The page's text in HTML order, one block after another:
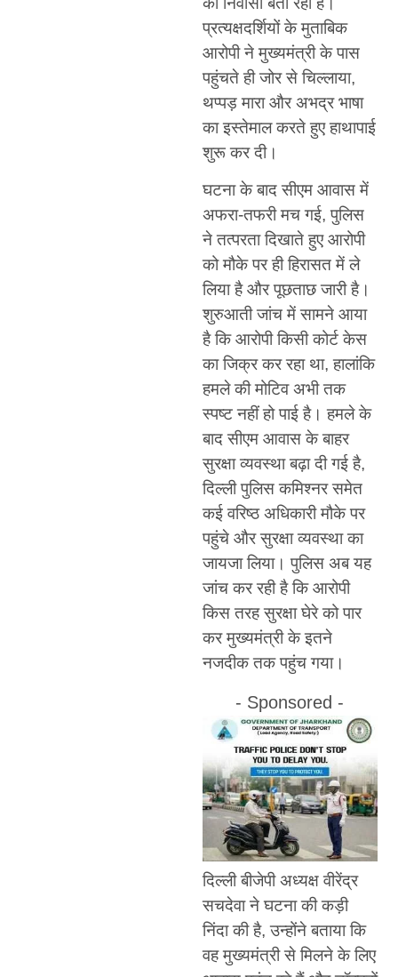
प्रत्यक्षदर्शियों के मुताबिक
आरोपी ने मुख्यमंत्री के पास
पहुंचते ही जोर से चिल्लाया,
थप्पड़ मारा और अभद्र भाषा
का इस्तेमाल करते हुए हाथापाई
शुरू कर दी।
घटना के बाद सीएम आवास में
अफरा-तफरी मच गई, पुलिस
ने तत्परता दिखाते हुए आरोपी
को मौके पर ही हिरासत में ले
लिया है और पूछताछ जारी है।
शुरुआती जांच में सामने आया
है कि आरोपी किसी कोर्ट केस
का जिक्र कर रहा था, हालांकि
हमले की मोटिव अभी तक
स्पष्ट नहीं हो पाई है। हमले के
बाद सीएम आवास के बाहर
सुरक्षा व्यवस्था बढ़ा दी गई है,
दिल्ली पुलिस कमिश्नर समेत
कई वरिष्ठ अधिकारी मौके पर
पहुंचे और सुरक्षा व्यवस्था का
जायजा लिया। पुलिस अब यह
जांच कर रही है कि आरोपी
किस तरह सुरक्षा घेरे को पार
कर मुख्यमंत्री के इतने
नजदीक तक पहुंच गया।
- Sponsored -
दिल्ली बीजेपी अध्यक्ष वीरेंद्र
सचदेवा ने घटना की कड़ी
निंदा की है, उन्होंने बताया कि
वह मुख्यमंत्री से मिलने के लिए